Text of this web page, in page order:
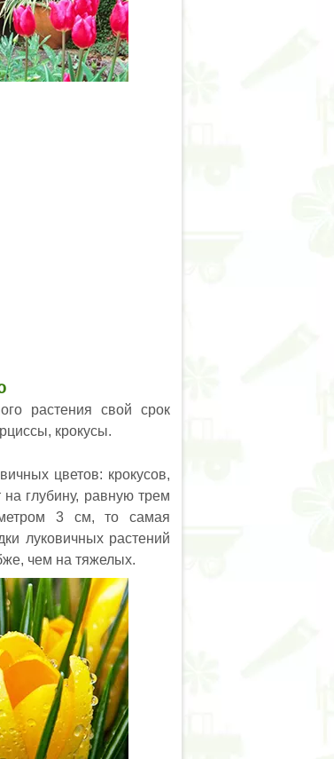
растения свой срок
крокусы.
цветов: крокусов,
глубину, равную трем
3 см, то самая
луковичных растений
чем на тяжелых.